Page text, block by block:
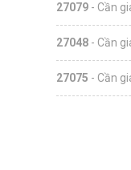
27079 - Cần
27048 - Cần
27075 - Cần